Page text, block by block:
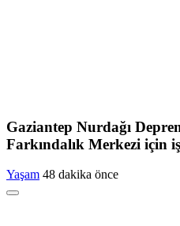
Gaziantep Nurdağı
Farkındalık Merkezi için
Yaşam 48 dakika önce